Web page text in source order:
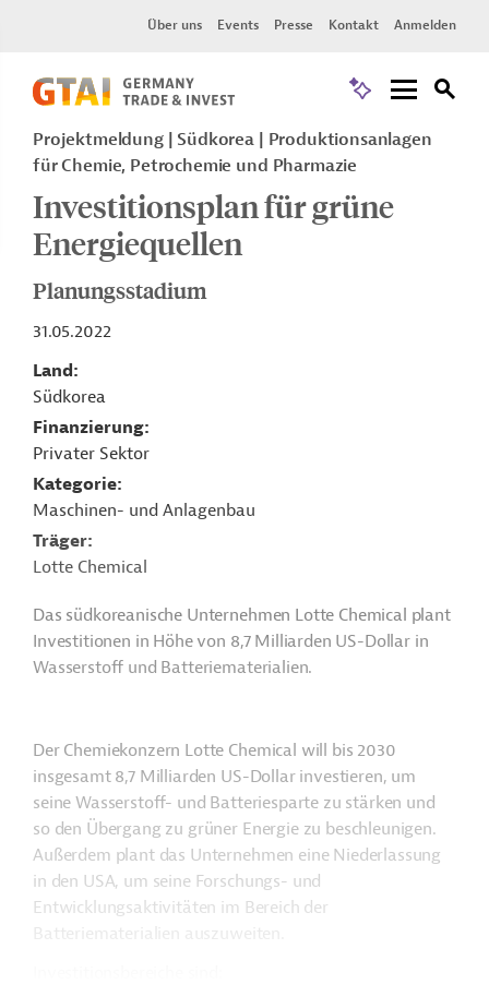
Über uns Events Presse Kontakt Anmelden
Projektmeldung Südkorea
Produktionsanlagen
für Chemie, Petrochemie und Pharmazie
Investitionsplan für grüne
Energiequellen
Planungsstadium
31.05.2022
Land
Südkorea
Finanzierung
Privater Sektor
Kategorie
Maschinen- und Anlagenbau
Träger
Lotte Chemical
Das südkoreanische Unternehmen Lotte Chemical plant
Investitionen in Höhe von 8,7 Milliarden US-Dollar in
Wasserstoff und Batteriematerialien.
Der Chemiekonzern Lotte Chemical will bis 2030
insgesamt 8,7 Milliarden US-Dollar investieren, um
seine Wasserstoff- und Batteriesparte zu stärken und
so den Übergang zu grüner Energie zu beschleunigen.
Außerdem plant das Unternehmen eine Niederlassung
in den USA, um seine Forschungs- und
Entwicklungsaktivitäten im Bereich der